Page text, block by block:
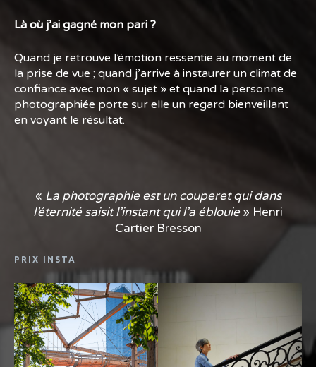
Là où j’ai gagné mon pari ?
Quand je retrouve l’émotion ressentie au moment de
la prise de vue ; quand j’arrive à instaurer un climat de
confiance avec mon « sujet » et quand la personne
photographiée porte sur elle un regard bienveillant
en voyant le résultat.
« La photographie est un couperet qui dans
l’éternité saisit l’instant qui l’a éblouie» Henri
Cartier Bresson
PRIX INSTA